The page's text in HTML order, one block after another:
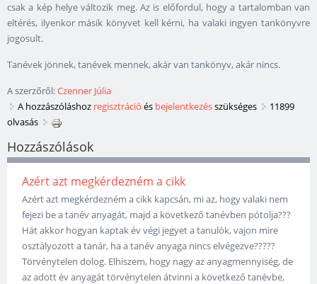
csak a kép helye változik meg. Az is előfordul, hogy a tartalomban van
eltérés, ilyenkor másik könyvet kell kérni, ha valaki ingyen tankönyvre
jogosult.
Tanévek jönnek, tanévek mennek, akár van tankönyv, akár nincs.
A szerzőről:Czenner Júlia
A hozzászóláshoz regisztráció és bejelentkezésszükséges
11899
olvasás
Hozzászólások
Azért azt megkérdezném a cikk
Azért azt megkérdezném a cikk kapcsán, mi az, hogy valaki nem
fejezi be a tanév anyagát, majd a következő tanévben pótolja???
Hát akkor hogyan kaptak év végi jegyet a tanulók, vajon mire
osztályozott a tanár, ha a tanév anyaga nincs elvégezve?????
Törvénytelen dolog. Elhiszem, hogy nagy az anyagmennyiség, de
az adott év anyagát törvénytelen átvinni a következő tanévbe,